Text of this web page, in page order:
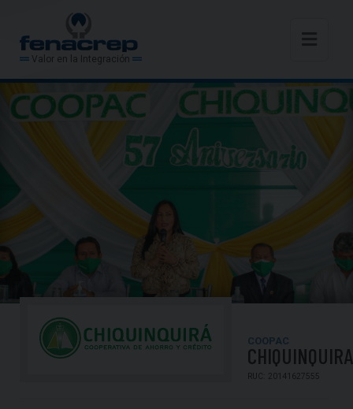
Valor en la Integración
COOPAC
CHIQUINQUIRA
RUC: 20141627555